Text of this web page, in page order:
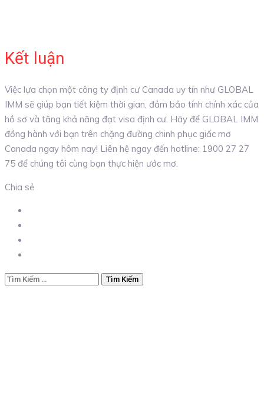
Kết luận
Việc lựa chọn một công ty định cư Canada uy tín như GLOBAL
IMM sẽ giúp bạn tiết kiệm thời gian, đảm bảo tính chính xác của
hồ sơ và tăng khả năng đạt visa định cư. Hãy để GLOBAL IMM
đồng hành với bạn trên chặng đường chinh phục giấc mơ
Canada ngay hôm nay! Liên hệ ngay đến hotline: 1900 27 27
75 để chúng tôi cùng bạn thực hiện ước mơ.
Chia sẻ
Tìm